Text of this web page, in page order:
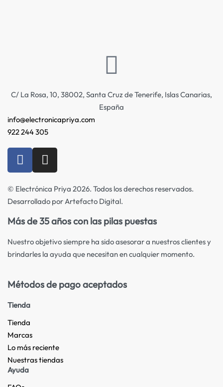
C/ La Rosa, 10, 38002, Santa Cruz de Tenerife, Islas Canarias,
España
info@electronicapriya.com
922 244 305
© Electrónica Priya 2026. Todos los derechos reservados.
Desarrollado por Artefacto Digital.
Más de 35 años con las pilas puestas
Nuestro objetivo siempre ha sido asesorar a nuestros clientes y
brindarles la ayuda que necesitan en cualquier momento.
Métodos de pago aceptados
Tienda
Tienda
Marcas
Lo más reciente​
Nuestras tiendas​
Ayuda